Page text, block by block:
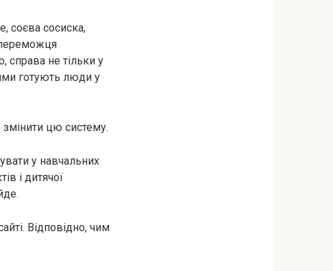
соєва сосиска,
переможця
не тільки у
готують люди у
цю систему.
у навчальних
і дитячої
Відповідно, чим